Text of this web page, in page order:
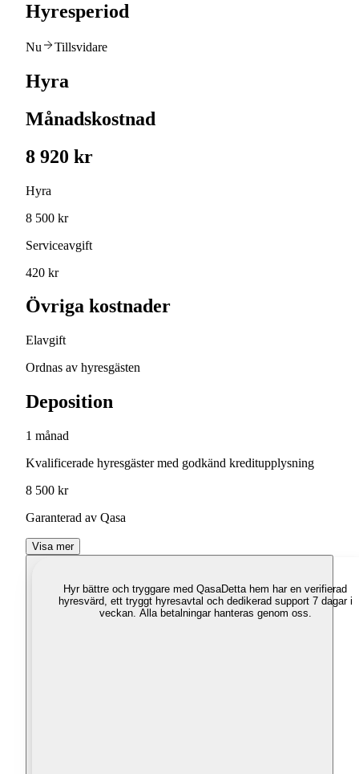
Hyresperiod
Nu Tillsvidare
Hyra
Månadskostnad
8 920 kr
Hyra
8 500 kr
Serviceavgift
420 kr
Övriga kostnader
Elavgift
Ordnas av hyresgästen
Deposition
1 månad
Kvalificerade hyresgäster med godkänd kreditupplysning
8 500 kr
Garanterad av Qasa
Visa mer
Hyr bättre och tryggare med QasaDetta hem har en verifierad
hyresvärd, ett tryggt hyresavtal och dedikerad support 7 dagar i
veckan. Alla betalningar hanteras genom oss.